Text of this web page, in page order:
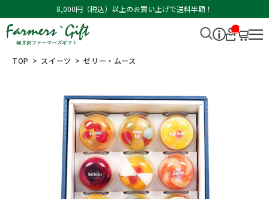
8,000円（税込）以上のお買い上げで送料半額！
__I
T
TOP スイーツ ゼリー・ムース